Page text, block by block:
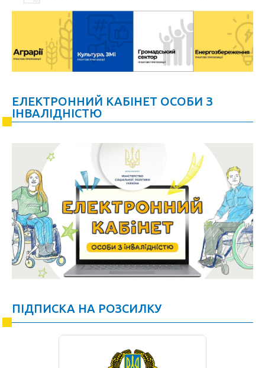
ЕЛЕКТРОННИЙ КАБІНЕТ ОСОБИ З
ІНВАЛІДНІСТЮ
ПІДПИСКА НА РОЗСИЛКУ